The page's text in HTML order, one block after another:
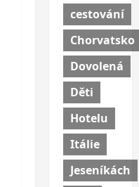
cestování
Chorvatsko
Dovolená
Děti
Hotelu
Itálie
Jeseníkách